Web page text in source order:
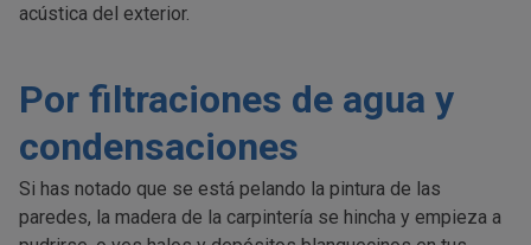
acústica del exterior.
Por filtraciones de agua y
condensaciones
Si has notado que se está pelando la pintura de las
paredes, la madera de la carpintería se hincha y empieza a